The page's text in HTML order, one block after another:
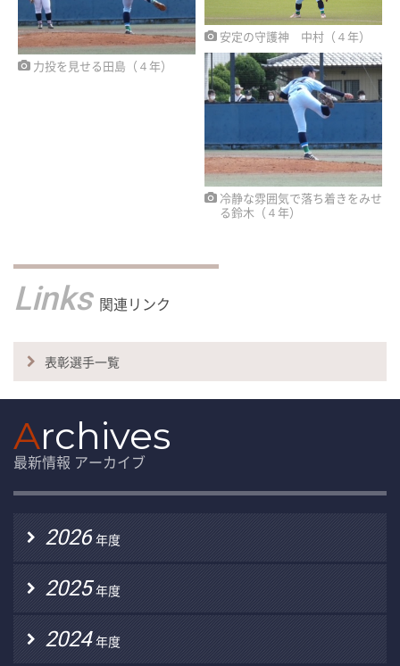
安定の守護神 中村（４年）
力投を見せる田島（４年）
冷静な雰囲気で落ち着きをみせ
る鈴木（４年）
Links 関連リンク
表彰選手一覧
Archives
最新情報 アーカイブ
2026 年度
2025 年度
2024 年度